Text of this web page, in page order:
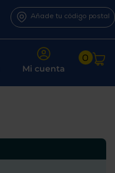
Añade tu código postal
Mi cuenta
0